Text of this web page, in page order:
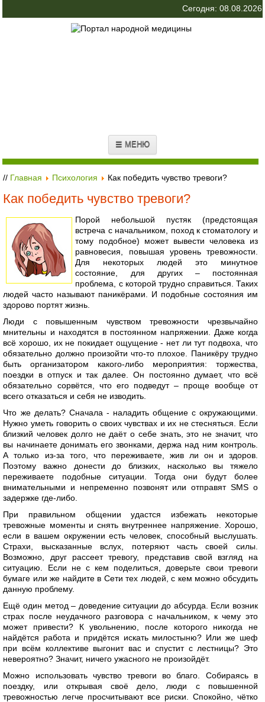
Сегодня: 08.08.2026
☰ МЕНЮ
// Главная Психология Как победить чувство тревоги?
Как победить чувство тревоги?
Порой небольшой пустяк (предстоящая
встреча с начальником, поход к стоматологу и
тому подобное) может вывести человека из
равновесия, повышая уровень тревожности.
Для некоторых людей это минутное
состояние, для других – постоянная
проблема, с которой трудно справиться. Таких
людей часто называют паникёрами. И подобные состояния им
здорово портят жизнь.
Люди с повышенным чувством тревожности чрезвычайно
мнительны и находятся в постоянном напряжении. Даже когда
всё хорошо, их не покидает ощущение - нет ли тут подвоха, что
обязательно должно произойти что-то плохое. Паникёру трудно
быть организатором какого-либо мероприятия: торжества,
поездки в отпуск и так далее. Он постоянно думает, что всё
обязательно сорвётся, что его подведут – проще вообще от
всего отказаться и себя не изводить.
Что же делать? Сначала - наладить общение с окружающими.
Нужно уметь говорить о своих чувствах и их не стесняться. Если
близкий человек долго не даёт о себе знать, это не значит, что
вы начинаете донимать его звонками, держа над ним контроль.
А только из-за того, что переживаете, жив ли он и здоров.
Поэтому важно донести до близких, насколько вы тяжело
переживаете подобные ситуации. Тогда они будут более
внимательными и непременно позвонят или отправят SMS о
задержке где-либо.
При правильном общении удастся избежать некоторые
тревожные моменты и снять внутреннее напряжение. Хорошо,
если в вашем окружении есть человек, способный выслушать.
Страхи, высказанные вслух, потеряют часть своей силы.
Возможно, друг рассеет тревогу, представив свой взгляд на
ситуацию. Если не с кем поделиться, доверьте свои тревоги
бумаге или же найдите в Сети тех людей, с кем можно обсудить
данную проблему.
Ещё один метод – доведение ситуации до абсурда. Если возник
страх после неудачного разговора с начальником, к чему это
может привести? К увольнению, после которого никогда не
найдётся работа и придётся искать милостыню? Или же шеф
при всём коллективе выгонит вас и спустит с лестницы? Это
невероятно? Значит, ничего ужасного не произойдёт.
Можно использовать чувство тревоги во благо. Собираясь в
поездку, или открывая своё дело, люди с повышенной
тревожностью легче просчитывают все риски. Спокойно, чётко